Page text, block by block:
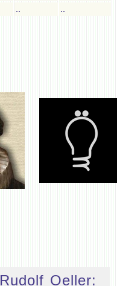
.. ..
Rudolf Oeller: